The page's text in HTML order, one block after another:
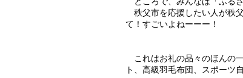
秩父市を応援したい人が秩
て！すごいよねーーー！
これはお礼の品々のほんの
ト、高級羽毛布団、スポーツ